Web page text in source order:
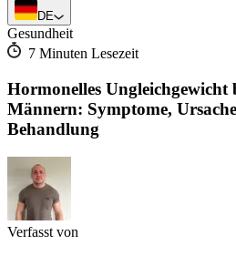
DE
Gesundheit
7 Minuten Lesezeit
Hormonelles Ungleichgewicht
Männern: Symptome,
Behandlung
Verfasst von